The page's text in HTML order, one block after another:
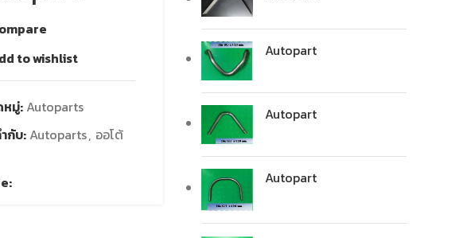
to wishlist
หมู่: Autoparts
กับ: Autoparts, ออโต้
Autopart
Autopart
Autopart